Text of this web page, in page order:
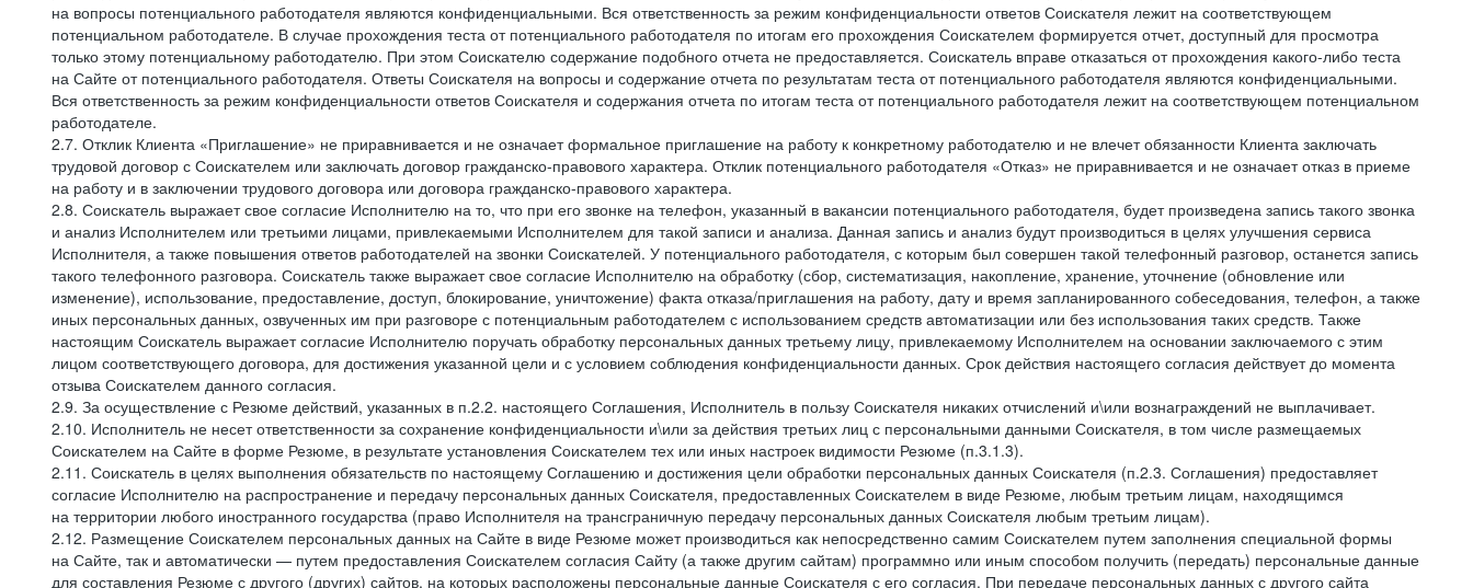
на вопросы потенциального работодателя являются конфиденциальными. Вся ответственность за режим конфиденциальности ответов Соискателя лежит на соответствующем
потенциальном работодателе. В случае прохождения теста от потенциального работодателя по итогам его прохождения Соискателем формируется отчет, доступный для просмотра
только этому потенциальному работодателю. При этом Соискателю содержание подобного отчета не предоставляется. Соискатель вправе отказаться от прохождения какого-либо теста
на Сайте от потенциального работодателя. Ответы Соискателя на вопросы и содержание отчета по результатам теста от потенциального работодателя являются конфиденциальными.
Вся ответственность за режим конфиденциальности ответов Соискателя и содержания отчета по итогам теста от потенциального работодателя лежит на соответствующем потенциальном
работодателе.
2.7. Отклик Клиента «Приглашение» не приравнивается и не означает формальное приглашение на работу к конкретному работодателю и не влечет обязанности Клиента заключать
трудовой договор с Соискателем или заключать договор гражданско-правового характера. Отклик потенциального работодателя «Отказ» не приравнивается и не означает отказ в приеме
на работу и в заключении трудового договора или договора гражданско-правового характера.
2.8. Соискатель выражает свое согласие Исполнителю на то, что при его звонке на телефон, указанный в вакансии потенциального работодателя, будет произведена запись такого звонка
и анализ Исполнителем или третьими лицами, привлекаемыми Исполнителем для такой записи и анализа. Данная запись и анализ будут производиться в целях улучшения сервиса
Исполнителя, а также повышения ответов работодателей на звонки Соискателей. У потенциального работодателя, с которым был совершен такой телефонный разговор, останется запись
такого телефонного разговора. Соискатель также выражает свое согласие Исполнителю на обработку (сбор, систематизация, накопление, хранение, уточнение (обновление или
изменение), использование, предоставление, доступ, блокирование, уничтожение) факта отказа/приглашения на работу, дату и время запланированного собеседования, телефон, а также
иных персональных данных, озвученных им при разговоре с потенциальным работодателем с использованием средств автоматизации или без использования таких средств. Также
настоящим Соискатель выражает согласие Исполнителю поручать обработку персональных данных третьему лицу, привлекаемому Исполнителем на основании заключаемого с этим
лицом соответствующего договора, для достижения указанной цели и с условием соблюдения конфиденциальности данных. Срок действия настоящего согласия действует до момента
отзыва Соискателем данного согласия.
2.9. За осуществление с Резюме действий, указанных в п.2.2. настоящего Соглашения, Исполнитель в пользу Соискателя никаких отчислений и\или вознаграждений не выплачивает.
2.10. Исполнитель не несет ответственности за сохранение конфиденциальности и\или за действия третьих лиц с персональными данными Соискателя, в том числе размещаемых
Соискателем на Сайте в форме Резюме, в результате установления Соискателем тех или иных настроек видимости Резюме (п.3.1.3).
2.11. Соискатель в целях выполнения обязательств по настоящему Соглашению и достижения цели обработки персональных данных Соискателя (п.2.3. Соглашения) предоставляет
согласие Исполнителю на распространение и передачу персональных данных Соискателя, предоставленных Соискателем в виде Резюме, любым третьим лицам, находящимся
на территории любого иностранного государства (право Исполнителя на трансграничную передачу персональных данных Соискателя любым третьим лицам).
2.12. Размещение Соискателем персональных данных на Сайте в виде Резюме может производиться как непосредственно самим Соискателем путем заполнения специальной формы
на Сайте, так и автоматически — путем предоставления Соискателем согласия Сайту (а также другим сайтам) программно или иным способом получить (передать) персональные данные
для составления Резюме с другого (других) сайтов, на которых расположены персональные данные Соискателя с его согласия. При передаче персональных данных с другого сайта